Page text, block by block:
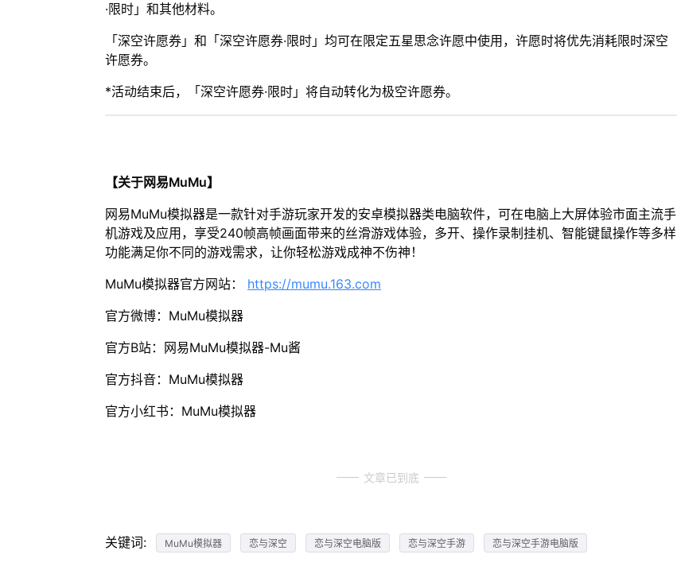
·限时」和其他材料。
「深空许愿券」和「深空许愿券·限时」均可在限定五星思念许愿中使用，许愿时将优先消耗限时深空
许愿券。
*活动结束后，「深空许愿券·限时」将自动转化为极空许愿券。
【关于网易MuMu】
网易MuMu模拟器是一款针对手游玩家开发的安卓模拟器类电脑软件，可在电脑上大屏体验市面主流手
机游戏及应用，享受240帧高帧画面带来的丝滑游戏体验，多开、操作录制挂机、智能键鼠操作等多样
功能满足你不同的游戏需求，让你轻松游戏成神不伤神！
MuMu模拟器官方网站： https://mumu.163.com
官方微博：MuMu模拟器
官方B站：网易MuMu模拟器-Mu酱
官方抖音：MuMu模拟器
官方小红书：MuMu模拟器
文章已到底
关键词: MuMu模拟器 恋与深空 恋与深空电脑版 恋与深空手游 恋与深空手游电脑版